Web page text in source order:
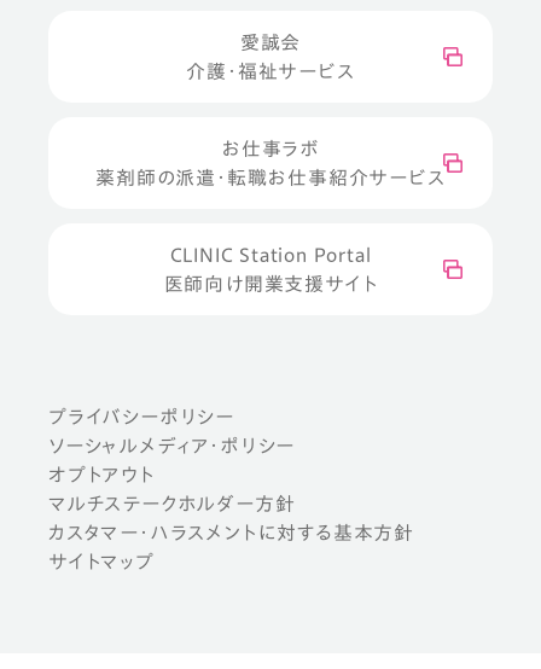
愛誠会
介護・福祉サービス
お仕事ラボ
薬剤師の派遣・転職お仕事紹介サービス
CLINIC Station Portal
医師向け開業支援サイト
プライバシーポリシー
ソーシャルメディア・ポリシー
オプトアウト
マルチステークホルダー方針
カスタマー・ハラスメントに対する基本方針
サイトマップ